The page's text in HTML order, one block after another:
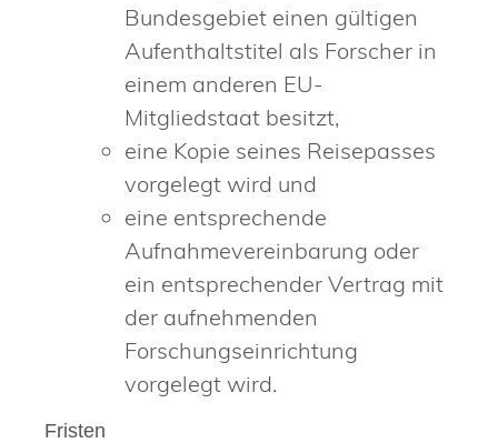
Bundesgebiet einen gültigen
Aufenthaltstitel als Forscher in
einem anderen EU-
Mitgliedstaat besitzt,
eine Kopie seines Reisepasses
vorgelegt wird und
eine entsprechende
Aufnahmevereinbarung oder
ein entsprechender Vertrag mit
der aufnehmenden
Forschungseinrichtung
vorgelegt wird.
Fristen